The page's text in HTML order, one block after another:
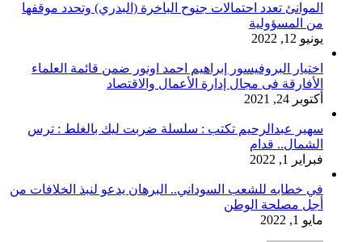
الموانئ تعدد احتمالات جنوح الباخرة (البدري) وتحدد موقفها
من المسؤولية
يونيو 12, 2022
اختيار البروفيسور إبراهيم احمد اونور ضمن قائمة العلماء
الأفارقة فى مجال إدارة الأعمال والاقتصاد
أكتوبر 24, 2021
سهير عبدالرحيم تكتب : سلسلة ضربت ليك بالغلط : ترس
الشمال.. قدام
فبراير 1, 2022
في خطابه للشعب السوداني.. البرهان يدعو لنبذ الخلافات من
أجل مصلحة الوطن
مايو 1, 2022